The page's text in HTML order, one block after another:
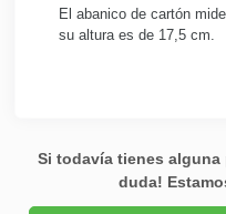
El abanico de cartón
su altura es de 17,5 cm.
Si todavía tienes alguna
duda!